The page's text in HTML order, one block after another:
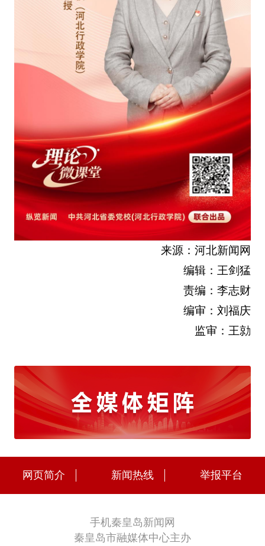
来源：河北新闻网
编辑：王剑猛
责编：李志财
编审：刘福庆
监审：王勍
网页简介 新闻热线 举报平台
手机秦皇岛新闻网
秦皇岛市融媒体中心主办